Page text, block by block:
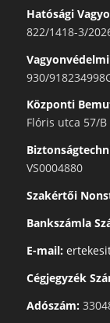
Hatósági
822/1418-3/
930/
Központi
Flóris utca 57/B
VS0004880
Szakértői
Bankszámla
E-mail:
Cégjegyzék
Adószám: